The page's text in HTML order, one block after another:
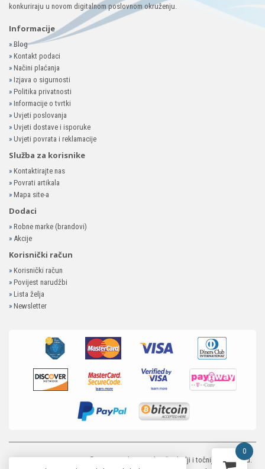
konkuriraju u novom digitalnom poslovnom okruženju.
Informacije
»Blog
» Kontakt podaci
» Načini plaćanja
» Izjava o sigurnosti
» Politika privatnosti
» Informacije o tvrtki
» Uvjeti poslovanja
» Uvjeti dostave i isporuke
» Uvjeti povrata i reklamacije
Služba za korisnike
» Kontaktirajte nas
» Povrati artikala
» Mapa site-a
Dodaci
» Robne marke (brandovi)
» Akcije
Korisnički račun
» Korisnički račun
» Povijest narudžbi
» Lista želja
» Newsletter
MP-ELEKTRONIKA SHOP© 2026. Trudimo se dati što bolji i točniji opis i sliku.
0